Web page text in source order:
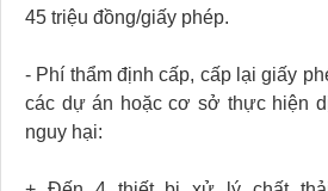
45 triệu đồng/giấy phép.
- Phí thẩm định cấp, cấp lại giấy
các dự án hoặc cơ sở thực hiện
nguy hại: